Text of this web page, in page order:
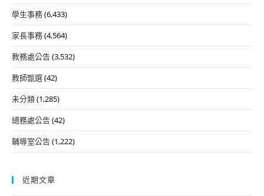
學生事務(6,433)
家長事務(4,564)
教務處公告(3,532)
教師甄選(42)
未分類(1,285)
總務處公告(42)
輔導室公告(1,222)
近期文章